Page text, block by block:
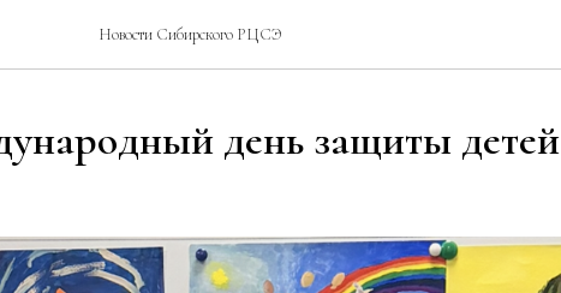
Новости Сибирского РЦСЭ
день защиты детей